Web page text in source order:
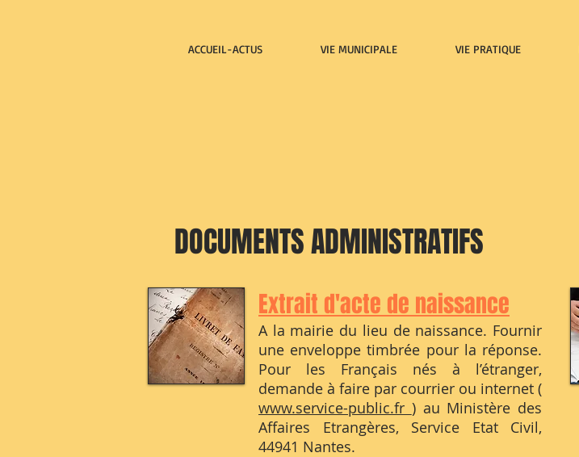
ACCUEIL-ACTUS VIE MUNICIPALE VIE PRATIQUE
DOCUMENTS ADMINISTRATIFS
Extrait d'acte de naissance
A la mairie du lieu de naissance. Fournir
une enveloppe timbrée pour la réponse.
Pour les Français nés à l’étranger,
demande à faire par courrier ou internet (
www.service-public.fr ) au Ministère des
Affaires Etrangères, Service Etat Civil,
44941 Nantes.